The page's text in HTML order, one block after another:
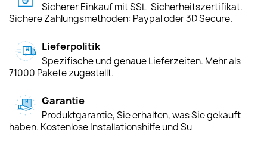
Sicherer Einkauf mit SSL-Sicherheitszertifikat.
Sichere Zahlungsmethoden: Paypal oder 3D Secure.
Lieferpolitik
Spezifische und genaue Lieferzeiten. Mehr als
71000 Pakete zugestellt.
Garantie
Produktgarantie, Sie erhalten, was Sie gekauft
haben. Kostenlose Installationshilfe und Su